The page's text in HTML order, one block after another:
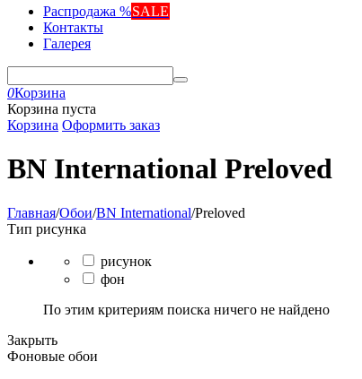
Распродажа %SALE
Контакты
Галерея
0Корзина
Корзина пуста
Корзина Оформить заказ
BN International Preloved
Главная/Обои/BN International/Preloved
Тип рисунка
рисунок
фон
По этим критериям поиска ничего не найдено
Закрыть
Фоновые обои